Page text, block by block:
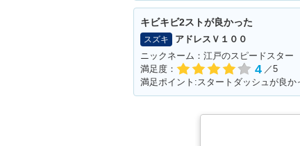
キビキビ2ストが良かった
スズキ
アドレスＶ１００
ニックネーム：江戸のスピードスター
満足度：
4 ／5